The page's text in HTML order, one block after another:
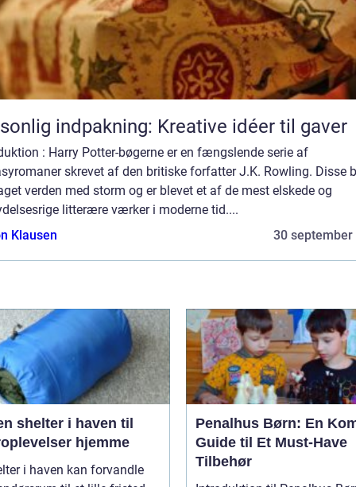
indpakning: Kreative idéer til gaver
: Harry Potter-bøgerne er en fængslende serie af
skrevet af den britiske forfatter J.K. Rowling. Disse
verden med storm og er blevet et af de mest elskede og
litterære værker i moderne tid....
Klausen
30 september
shelter i haven til
hjemme
i haven kan forvandle
Penalhus Børn: En
Guide til Et Must-Have
Tilbehør